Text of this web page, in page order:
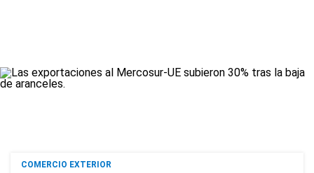
COMERCIO EXTERIOR